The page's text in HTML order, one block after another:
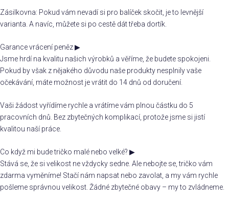
Zásilkovna: Pokud vám nevadí si pro balíček skočit, je to levnější
varianta. A navíc, můžete si po cestě dát třeba dortík.
Garance vrácení peněz▶
Jsme hrdí na kvalitu našich výrobků a věříme, že budete spokojeni.
Pokud by však z nějakého důvodu naše produkty nesplnily vaše
očekávání, máte možnost je vrátit do 14 dnů od doručení.
Vaši žádost vyřídíme rychle a vrátíme vám plnou částku do 5
pracovních dnů. Bez zbytečných komplikací, protože jsme si jistí
kvalitou naší práce.
Co když mi bude tričko malé nebo velké? ▶
Stává se, že si velikost ne vždycky sedne. Ale nebojte se, tričko vám
zdarma vyměníme! Stačí nám napsat nebo zavolat, a my vám rychle
pošleme správnou velikost. Žádné zbytečné obavy – my to zvládneme.